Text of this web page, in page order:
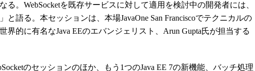
る。WebSocketを既存サービスに対して適用を検討中の開発者には、
と語る。本セッションは、本場JavaOne San Franciscoでテクニカルの
界的に有名なJava EEのエバンジェリスト、Arun Gupta氏が担当する
のセッションのほか、もう1つのJava EE 7の新機能、バッチ処理